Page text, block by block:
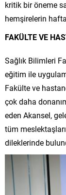
kritik bir öneme
hemşirelerin
FAKÜLTE VE
Sağlık Bilimleri
eğitim ile
Fakülte ve
çok daha
eden Akansel,
tüm
dileklerinde